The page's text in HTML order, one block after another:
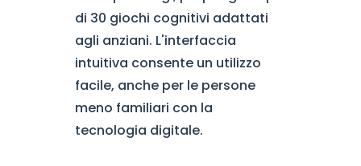
di 30 giochi cognitivi adattati
agli anziani. L'interfaccia
intuitiva consente un utilizzo
facile, anche per le persone
meno familiari con la
tecnologia digitale.